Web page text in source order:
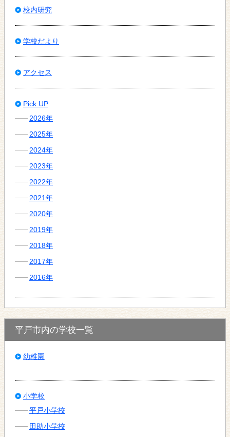
校内研究
学校だより
アクセス
Pick UP
2026年
2025年
2024年
2023年
2022年
2021年
2020年
2019年
2018年
2017年
2016年
平戸市内の学校一覧
幼稚園
小学校
平戸小学校
田助小学校